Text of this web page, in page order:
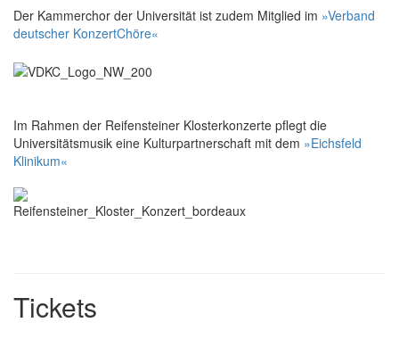
Der Kammerchor der Universität ist zudem Mitglied im »Verband
deutscher KonzertChöre«
Im Rahmen der Reifensteiner Klosterkonzerte pflegt die
Universitätsmusik eine Kulturpartnerschaft mit dem »Eichsfeld
Klinikum«
Tickets